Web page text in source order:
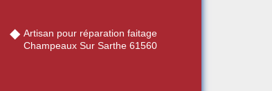
Artisan pour réparation faitage
Champeaux Sur Sarthe 61560